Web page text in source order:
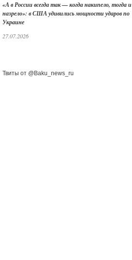
«А в России всегда так — когда накипело, тогда и
назрело»: в США удивились мощности ударов по
Украине
27.07.2026
Твиты от @Baku_news_ru